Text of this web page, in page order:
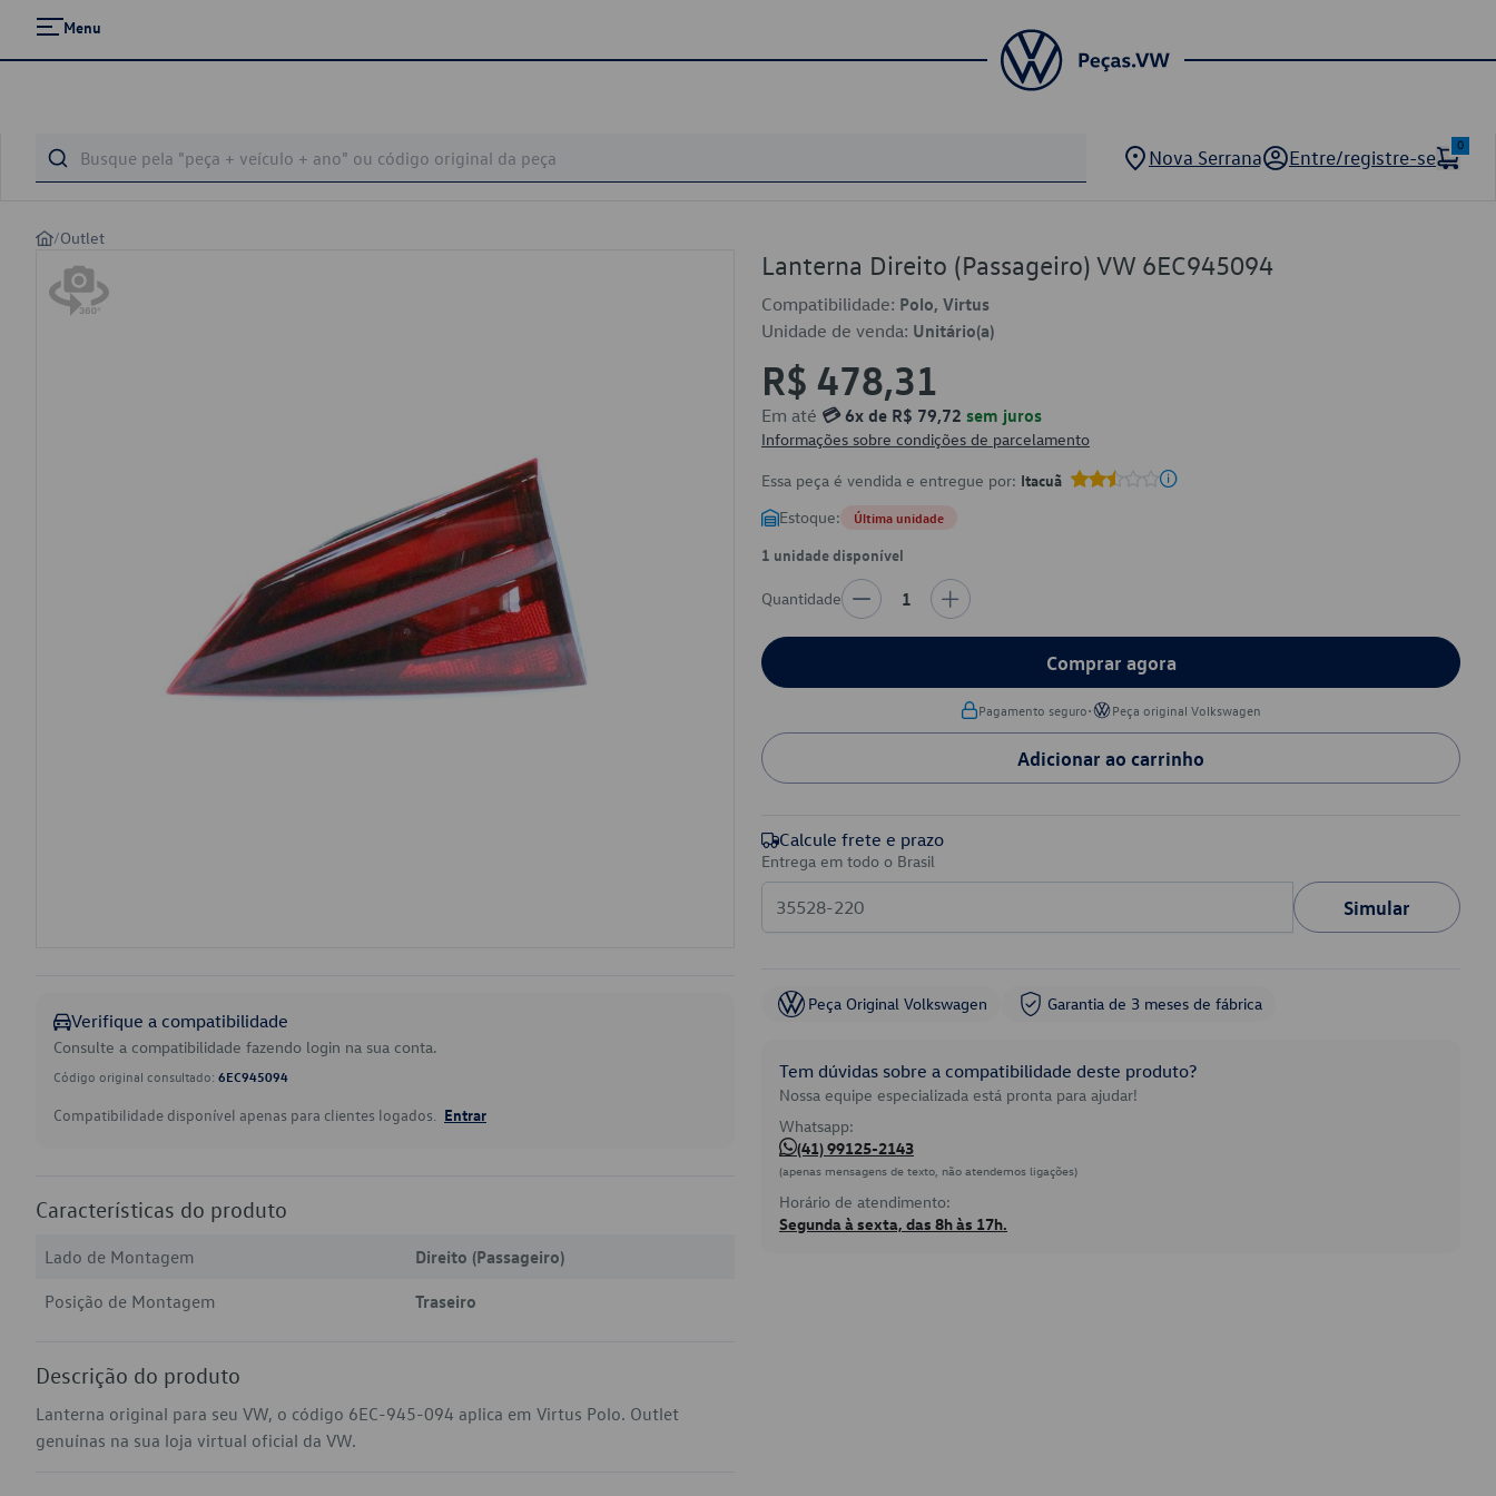
Menu
Nova Serrana Entre/registre-se
0
/Outlet
Verifique a compatibilidade
Consulte a compatibilidade fazendo login na sua conta.
Código original consultado: 6EC945094
Compatibilidade disponível apenas para clientes logados. Entrar
Características do produto
Lado de Montagem
Direito (Passageiro)
Posição de Montagem
Traseiro
Descrição do produto
Lanterna original para seu VW, o código 6EC-945-094 aplica em Virtus Polo. Outlet
genuínas na sua loja virtual oficial da VW.
Lanterna Direito (Passageiro) VW 6EC945094
Compatibilidade: Polo, Virtus
Unidade de venda: Unitário(a)
R$ 478,31
Em até 💳 6x de R$ 79,72 sem juros
Informações sobre condições de parcelamento
Essa peça é vendida e entregue por: Itacuã
Estoque: Última unidade
1 unidade disponível
Quantidade 1
Comprar agora
Pagamento seguro• Peça original Volkswagen
Adicionar ao carrinho
Calcule frete e prazo
Entrega em todo o Brasil
Simular
Peça Original Volkswagen Garantia de 3 meses de fábrica
Tem dúvidas sobre a compatibilidade deste produto?
Nossa equipe especializada está pronta para ajudar!
Whatsapp:
(41) 99125-2143
(apenas mensagens de texto, não atendemos ligações)
Horário de atendimento:
Segunda à sexta, das 8h às 17h.